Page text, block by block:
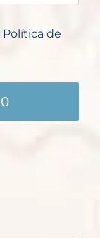
Política de